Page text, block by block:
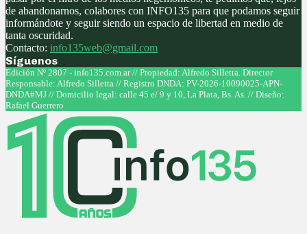
de abandonarnos, colabores con INFO135 para que podamos seguir
informándote y seguir siendo un espacio de libertad en medio de
tanta oscuridad.
Contacto: info135web@gmail.com
Síguenos
Facebook
Twitter
Instagram
Youtube
Edición Nº 2807 - info135.com.ar // Propiedad: Alfredo Silletta. Director
Responsable: Alfredo Silletta // Registro DNDA: PV-2026-10090025-APN-
DNDA#MJ // Domicilio legal: calle 45 e/ 9 y 10, La Plata, Bs. As. // Diseño:
Rafael Guerrero